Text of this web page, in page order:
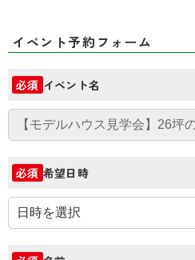
イベント予約フォーム
必須 イベント名
必須 希望日時